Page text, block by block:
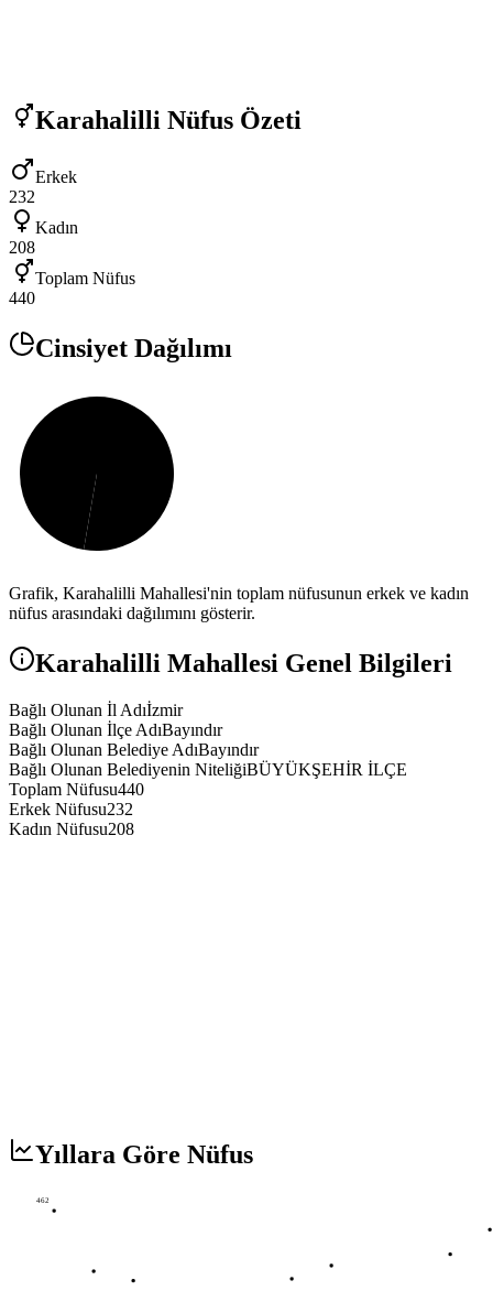
Karahalilli Nüfus Özeti
Erkek
232
Kadın
208
Toplam Nüfus
440
Cinsiyet Dağılımı
Grafik, Karahalilli Mahallesi'nin toplam nüfusunun erkek ve kadın
nüfus arasındaki dağılımını gösterir.
Karahalilli Mahallesi Genel Bilgileri
Bağlı Olunan İl Adıİzmir
Bağlı Olunan İlçe AdıBayındır
Bağlı Olunan Belediye AdıBayındır
Bağlı Olunan Belediyenin NiteliğiBÜYÜKŞEHİR İLÇE
Toplam Nüfusu440
Erkek Nüfusu232
Kadın Nüfusu208
Yıllara Göre Nüfus
462